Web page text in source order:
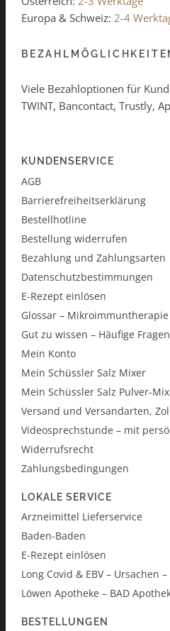
Europa & Schweiz: 2-4
Viele Bezahloptionen für
TWINT, Bancontact, Trustly,
KUNDENSERVICE
AGB
Barrierefreiheitserklärung
Bestellhotline
Bestellung widerrufen
Bezahlung und Zahlungsarten
Datenschutzbestimmungen
E-Rezept einlösen
Glossar – Mikroimmuntherapie
Gut zu wissen – Häufige Fragen
Mein Konto
Mein Schüssler Salz Mixer
Mein Schüssler Salz Pulver-
Versand und Versandarten,
Videosprechstunde – mit
Widerrufsrecht
Zahlungsbedingungen
LOKALE SERVICE
Arzneimittel Lieferservice
Baden-Baden
E-Rezept einlösen
Long Covid & EBV – Ursachen
Löwen Apotheke – BAD
BESTELLUNGEN